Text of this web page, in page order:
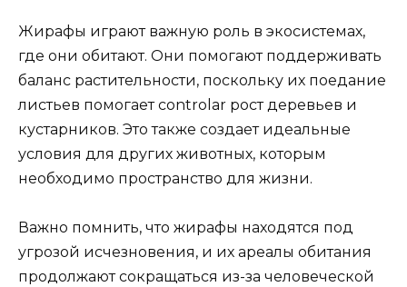
Жирафы играют важную роль в экосистемах,
где они обитают. Они помогают поддерживать
баланс растительности, поскольку их поедание
листьев помогает controlar рост деревьев и
кустарников. Это также создает идеальные
условия для других животных, которым
необходимо пространство для жизни.
Важно помнить, что жирафы находятся под
угрозой исчезновения, и их ареалы обитания
продолжают сокращаться из-за человеческой